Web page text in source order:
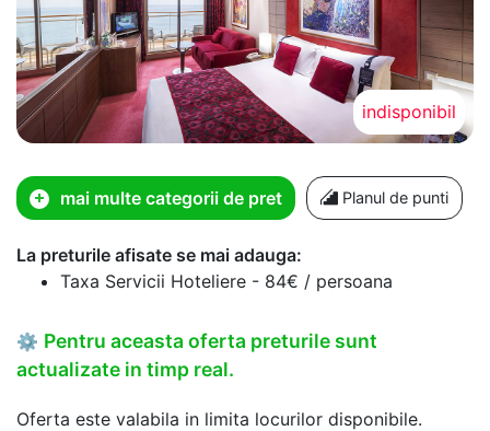
indisponibil
mai multe categorii de pret Planul de punti
La preturile afisate se mai adauga:
Taxa Servicii Hoteliere - 84€ / persoana
⚙ Pentru aceasta oferta preturile sunt
actualizate in timp real.
Oferta este valabila in limita locurilor disponibile.